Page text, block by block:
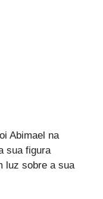
Abimael na
sua figura
luz sobre a sua